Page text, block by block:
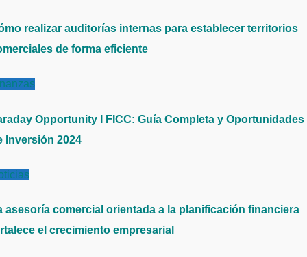
realizar auditorías internas para establecer territorios
de forma eficiente
Opportunity I FICC: Guía Completa y Oportunidades
Inversión 2024
asesoría comercial orientada a la planificación financiera
el crecimiento empresarial